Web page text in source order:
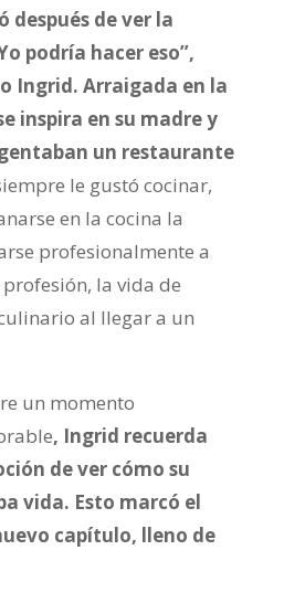
después de ver la
podría hacer eso”,
Ingrid. Arraigada en la
inspira en su madre y
un restaurante
le gustó cocinar,
en la cocina la
profesionalmente a
la vida de
al llegar a un
un momento
, Ingrid recuerda
de ver cómo su
vida. Esto marcó el
capítulo, lleno de